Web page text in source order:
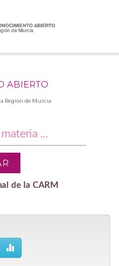
ABIERTO
Región de Murcia
de la CARM